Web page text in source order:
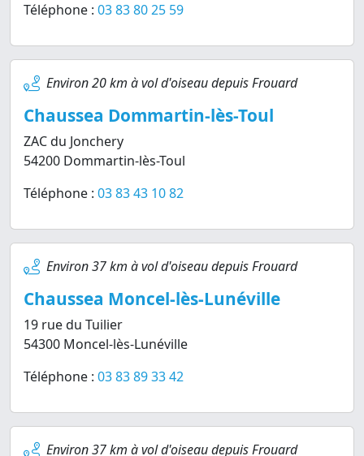
Téléphone : 03 83 80 25 59
Environ 20 km à vol d'oiseau depuis Frouard
Chaussea Dommartin-lès-Toul
ZAC du Jonchery
54200 Dommartin-lès-Toul
Téléphone : 03 83 43 10 82
Environ 37 km à vol d'oiseau depuis Frouard
Chaussea Moncel-lès-Lunéville
19 rue du Tuilier
54300 Moncel-lès-Lunéville
Téléphone : 03 83 89 33 42
Environ 37 km à vol d'oiseau depuis Frouard